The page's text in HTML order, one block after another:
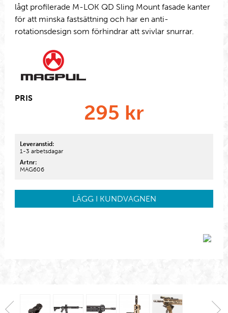
lågt profilerade M-LOK QD Sling Mount fasade kanter
för att minska fastsättning och har en anti-
rotationsdesign som förhindrar att svivlar snurrar.
PRIS
295 kr
Leveranstid:
1-3 arbetsdagar
Artnr:
MAG606
LÄGG I KUNDVAGNEN